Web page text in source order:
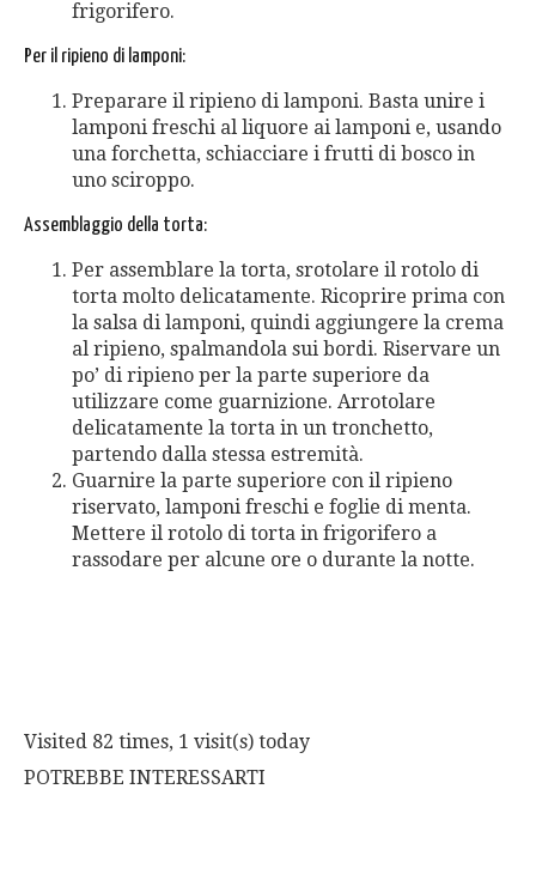
frigorifero.
Per il ripieno di lamponi:
Preparare il ripieno di lamponi. Basta unire i
lamponi freschi al liquore ai lamponi e, usando
una forchetta, schiacciare i frutti di bosco in
uno sciroppo.
Assemblaggio della torta:
Per assemblare la torta, srotolare il rotolo di
torta molto delicatamente. Ricoprire prima con
la salsa di lamponi, quindi aggiungere la crema
al ripieno, spalmandola sui bordi. Riservare un
po’ di ripieno per la parte superiore da
utilizzare come guarnizione. Arrotolare
delicatamente la torta in un tronchetto,
partendo dalla stessa estremità.
Guarnire la parte superiore con il ripieno
riservato, lamponi freschi e foglie di menta.
Mettere il rotolo di torta in frigorifero a
rassodare per alcune ore o durante la notte.
Visited 82 times, 1 visit(s) today
POTREBBE INTERESSARTI